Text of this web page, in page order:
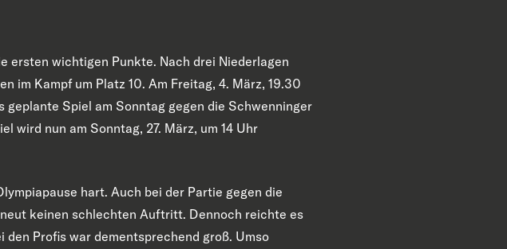
ersten wichtigen Punkte. Nach drei Niederlagen
im Kampf um Platz 10. Am Freitag, 4. März, 19.30
geplante Spiel am Sonntag gegen die Schwenninger
wird nun am Sonntag, 27. März, um 14 Uhr
hart. Auch bei der Partie gegen die
keinen schlechten Auftritt. Dennoch reichte es
Profis war dementsprechend groß. Umso